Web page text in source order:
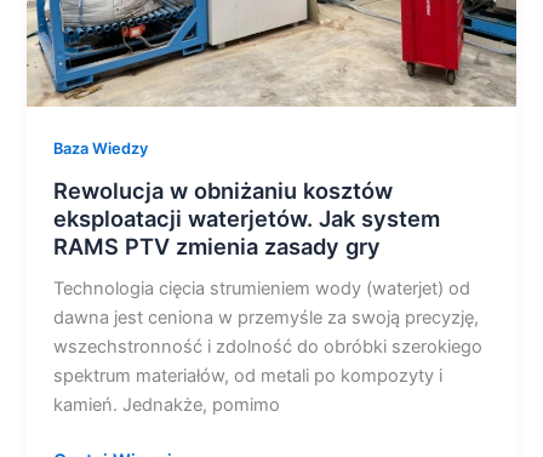
Baza Wiedzy
Rewolucja w obniżaniu kosztów
eksploatacji waterjetów. Jak system
RAMS PTV zmienia zasady gry
Technologia cięcia strumieniem wody (waterjet) od
dawna jest ceniona w przemyśle za swoją precyzję,
wszechstronność i zdolność do obróbki szerokiego
spektrum materiałów, od metali po kompozyty i
kamień. Jednakże, pomimo
PTV
zmienia
zasady
gry